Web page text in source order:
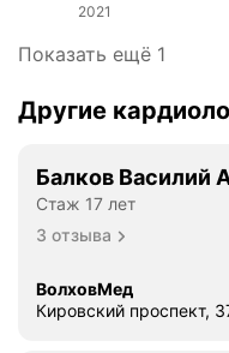
2021
Показать ещё 1
Другие
Балков Василий
Стаж 17 лет
3 отзыва
ВолховМед
Кировский проспект,